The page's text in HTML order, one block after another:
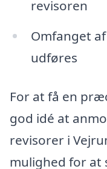
revisoren
Omfanget
udføres
For at få en
god idé at
revisorer i
mulighed for at